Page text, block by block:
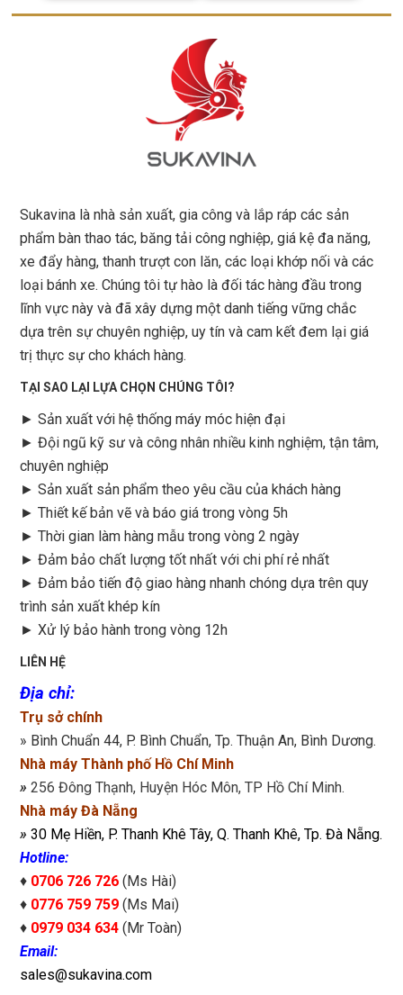
Sukavina là nhà sản xuất, gia công và lắp ráp các sản
phẩm bàn thao tác, băng tải công nghiệp, giá kệ đa năng,
xe đẩy hàng, thanh trượt con lăn, các loại khớp nối và các
loại bánh xe. Chúng tôi tự hào là đối tác hàng đầu trong
lĩnh vực này và đã xây dựng một danh tiếng vững chắc
dựa trên sự chuyên nghiệp, uy tín và cam kết đem lại giá
trị thực sự cho khách hàng.
TẠI SAO LẠI LỰA CHỌN CHÚNG TÔI?
► Sản xuất với hệ thống máy móc hiện đại
► Đội ngũ kỹ sư và công nhân nhiều kinh nghiệm, tận tâm,
chuyên nghiệp
► Sản xuất sản phẩm theo yêu cầu của khách hàng
► Thiết kế bản vẽ và báo giá trong vòng 5h
► Thời gian làm hàng mẫu trong vòng 2 ngày
► Đảm bảo chất lượng tốt nhất với chi phí rẻ nhất
► Đảm bảo tiến độ giao hàng nhanh chóng dựa trên quy
trình sản xuất khép kín
► Xử lý bảo hành trong vòng 12h
LIÊN HỆ
Địa chỉ:
Trụ sở chính
» Bình Chuẩn 44, P. Bình Chuẩn, Tp. Thuận An, Bình Dương.
Nhà máy Thành phố Hồ Chí Minh
» 256 Đông Thạnh, Huyện Hóc Môn, TP Hồ Chí Minh.
Nhà máy Đà Nẵng
» 30 Mẹ Hiền, P. Thanh Khê Tây, Q. Thanh Khê, Tp. Đà Nẵng.
Hotline:
♦ 0706 726 726(Ms Hài)
♦ 0776 759 759(Ms Mai)
♦ 0979 034 634 (Mr Toàn)
Email:
sales@sukavina.com